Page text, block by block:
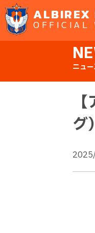
ALBIREX
OFFICIAL
ニュ
グ